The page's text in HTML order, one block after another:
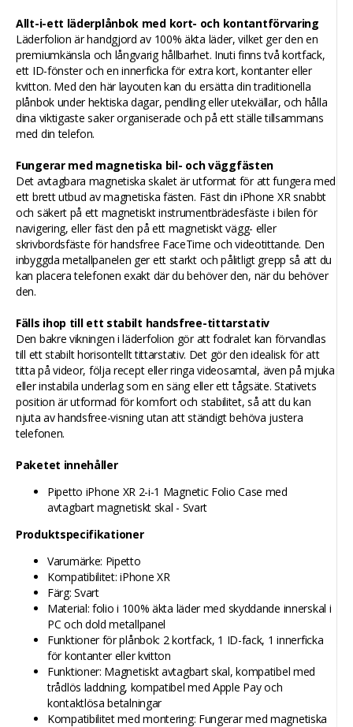
Allt-i-ett läderplånbok med kort- och kontantförvaring
Läderfolion är handgjord av 100% äkta läder, vilket ger den en
premiumkänsla och långvarig hållbarhet. Inuti finns två kortfack,
ett ID-fönster och en innerficka för extra kort, kontanter eller
kvitton. Med den här layouten kan du ersätta din traditionella
plånbok under hektiska dagar, pendling eller utekvällar, och hålla
dina viktigaste saker organiserade och på ett ställe tillsammans
med din telefon.
Fungerar med magnetiska bil- och väggfästen
Det avtagbara magnetiska skalet är utformat för att fungera med
ett brett utbud av magnetiska fästen. Fäst din iPhone XR snabbt
och säkert på ett magnetiskt instrumentbrädesfäste i bilen för
navigering, eller fäst den på ett magnetiskt vägg- eller
skrivbordsfäste för handsfree FaceTime och videotittande. Den
inbyggda metallpanelen ger ett starkt och pålitligt grepp så att du
kan placera telefonen exakt där du behöver den, när du behöver
den.
Fälls ihop till ett stabilt handsfree-tittarstativ
Den bakre vikningen i läderfolion gör att fodralet kan förvandlas
till ett stabilt horisontellt tittarstativ. Det gör den idealisk för att
titta på videor, följa recept eller ringa videosamtal, även på mjuka
eller instabila underlag som en säng eller ett tågsäte. Stativets
position är utformad för komfort och stabilitet, så att du kan
njuta av handsfree-visning utan att ständigt behöva justera
telefonen.
Paketet innehåller
Pipetto iPhone XR 2-i-1 Magnetic Folio Case med
avtagbart magnetiskt skal - Svart
Produktspecifikationer
Varumärke: Pipetto
Kompatibilitet: iPhone XR
Färg: Svart
Material: folio i 100% äkta läder med skyddande innerskal i
PC och dold metallpanel
Funktioner för plånbok: 2 kortfack, 1 ID-fack, 1 innerficka
för kontanter eller kvitton
Funktioner: Magnetiskt avtagbart skal, kompatibel med
trådlös laddning, kompatibel med Apple Pay och
kontaktlösa betalningar
Kompatibilitet med montering: Fungerar med magnetiska